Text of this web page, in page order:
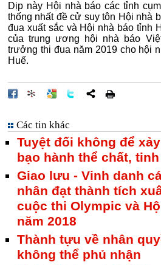
Dịp này Hội nhà báo các tỉnh
thống nhất đề cử suy tôn Hội nhà
đua xuất sắc và Hội nhà báo tỉnh
của trung ương hội nhà báo
trưởng thi đua năm 2019 cho hội
Huế.
Các tin khác
Tuyệt đối không để
bạo hành thể chất,
Giao lưu - Vinh danh
nhân đạt thành tích
cuộc thi Olympic và
năm 2018
Thành tựu về nhân
không thể phủ nhận